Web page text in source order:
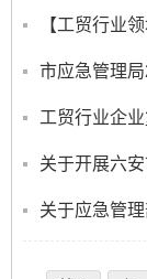
工贸行业企